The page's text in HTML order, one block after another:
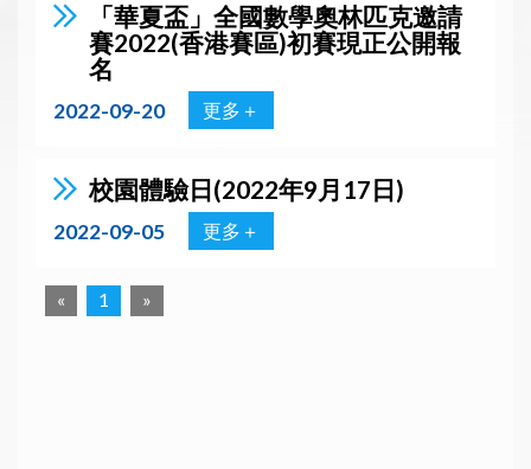
「華夏盃」全國數學奧林匹克邀請
賽2022(香港賽區)初賽現正公開報
名
2022-09-20 更多＋
校園體驗日(2022年9月17日)
2022-09-05 更多＋
« 1 »